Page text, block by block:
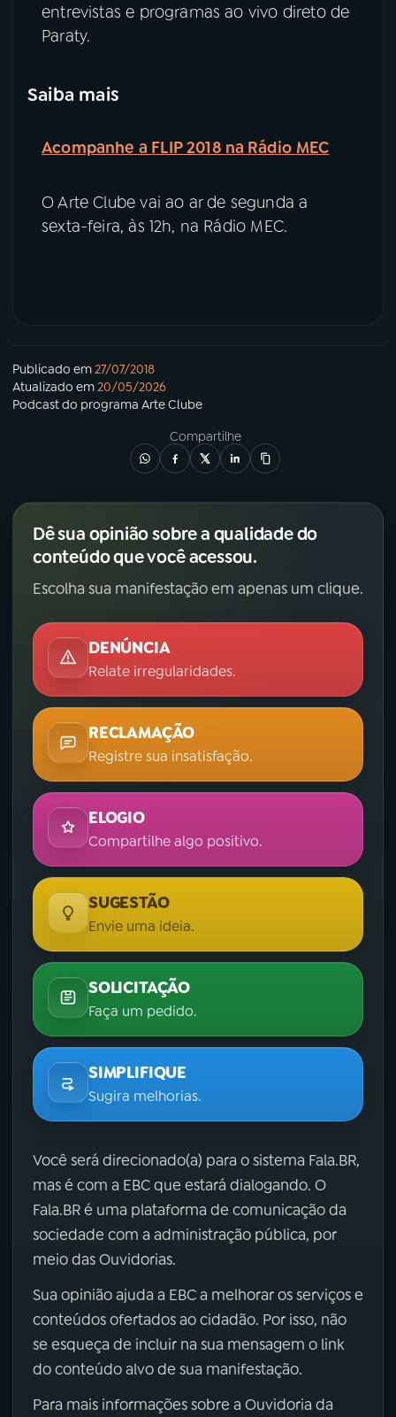
entrevistas e programas ao vivo direto de
Paraty.
Saiba mais
Acompanhe a FLIP 2018 na Rádio MEC
O Arte Clube vai ao ar de segunda a
sexta-feira, às 12h, na Rádio MEC.
Publicado em27/07/2018
Atualizado em20/05/2026
Podcastdo programa Arte Clube
Compartilhe
Dê sua opinião sobre a qualidade do
conteúdo que você acessou.
Escolha sua manifestação em apenas um clique.
DENÚNCIA
Relate irregularidades.
RECLAMAÇÃO
Registre sua insatisfação.
ELOGIO
Compartilhe algo positivo.
SUGESTÃO
Envie uma ideia.
SOLICITAÇÃO
Faça um pedido.
SIMPLIFIQUE
Sugira melhorias.
Você será direcionado(a) para o sistema Fala.BR,
mas é com a EBC que estará dialogando. O
Fala.BR é uma plataforma de comunicação da
sociedade com a administração pública, por
meio das Ouvidorias.
Sua opinião ajuda a EBC a melhorar os serviços e
conteúdos ofertados ao cidadão. Por isso, não
se esqueça de incluir na sua mensagem o link
do conteúdo alvo de sua manifestação.
Para mais informações sobre a Ouvidoria da